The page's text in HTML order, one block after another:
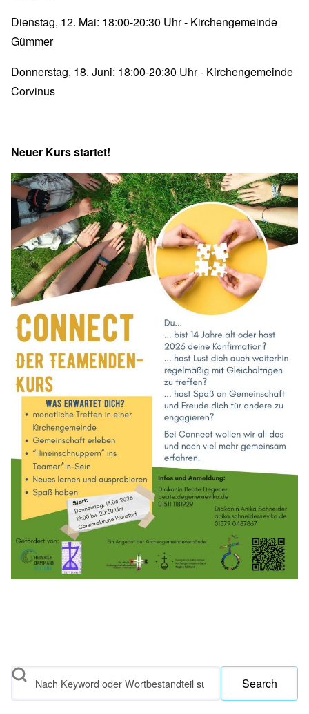
Dienstag, 12. Mai: 18:00-20:30 Uhr - Kirchengemeinde
Gümmer
Donnerstag, 18. Juni: 18:00-20:30 Uhr - Kirchengemeinde
Corvinus
Neuer Kurs startet!
Search